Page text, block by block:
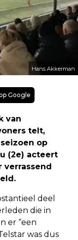
Hans Akkerman
Google
van
telt,
op
(2e) acteert
verrassend
deel
die in
er “een
was dus